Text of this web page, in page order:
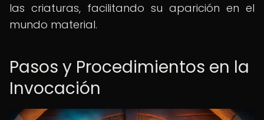
las criaturas, facilitando su aparición en el
mundo material.
Pasos y Procedimientos en la
Invocación